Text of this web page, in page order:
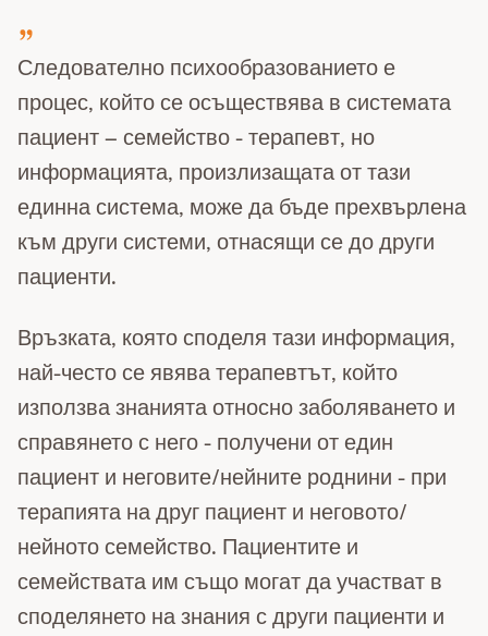
Следователно психообразованието е
процес, който се осъществява в системата
пациент – семейство - терапевт, но
информацията, произлизащата от тази
единна система, може да бъде прехвърлена
към други системи, отнасящи се до други
пациенти.
Връзката, която споделя тази информация,
най-често се явява терапевтът, който
използва знанията относно заболяването и
справянето с него - получени от един
пациент и неговите/нейните роднини - при
терапията на друг пациент и неговото/
нейното семейство. Пациентите и
семействата им също могат да участват в
споделянето на знания с други пациенти и